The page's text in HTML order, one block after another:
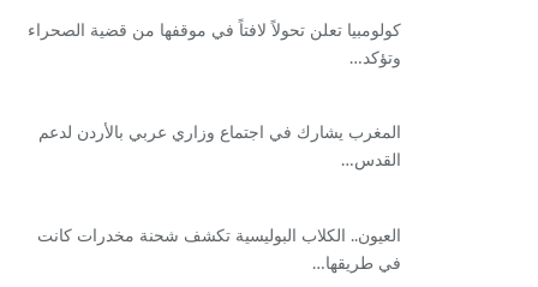
كولومبيا تعلن تحولاً لافتاً في موقفها من قضية الصحراء
وتؤكد…
المغرب يشارك في اجتماع وزاري عربي بالأردن لدعم
القدس…
العيون.. الكلاب البوليسية تكشف شحنة مخدرات كانت
في طريقها…